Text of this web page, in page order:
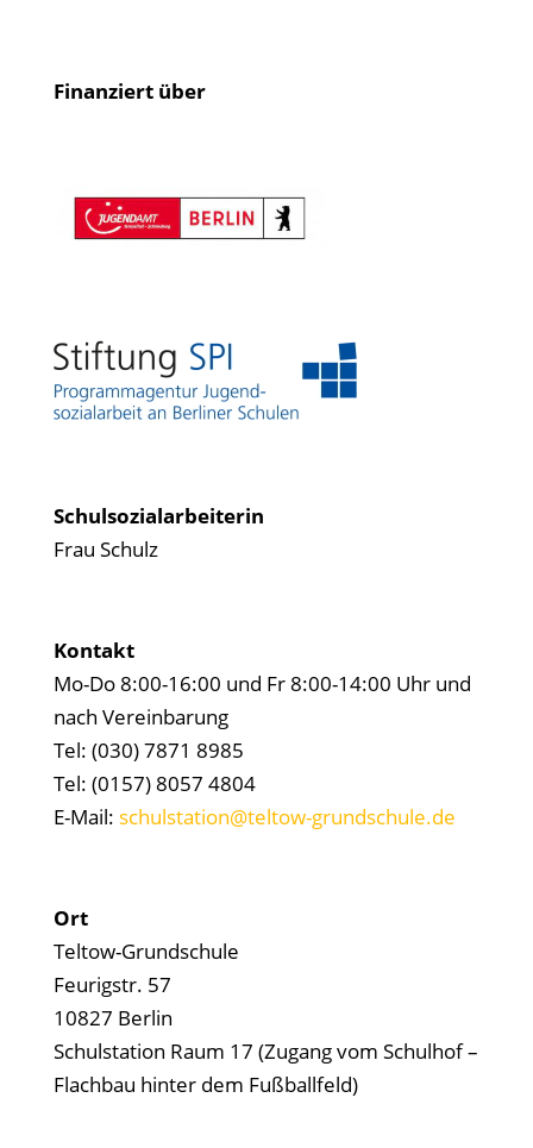
Finanziert über
Schulsozialarbeiterin
Frau Schulz
Kontakt
Mo-Do 8:00-16:00 und Fr 8:00-14:00 Uhr und
nach Vereinbarung
Tel: (030) 7871 8985
Tel: (0157) 8057 4804
E-Mail: schulstation@teltow-grundschule.de
Ort
Teltow-Grundschule
Feurigstr. 57
10827 Berlin
Schulstation Raum 17 (Zugang vom Schulhof –
Flachbau hinter dem Fußballfeld)